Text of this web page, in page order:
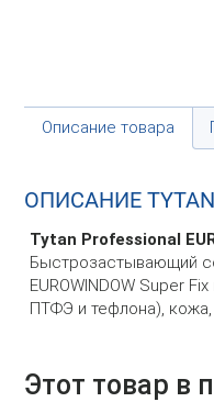
Описание товара
ОПИСАНИЕ TYTAN
Tytan Professional
Быстрозастывающий
EUROWINDOW Super
ПТФЭ и тефлона), кожа,
Этот товар в